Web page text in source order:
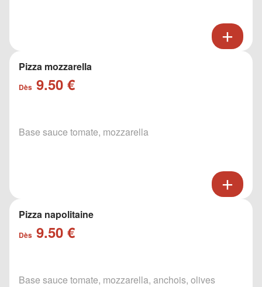
Pizza mozzarella
Dès 9.50 €
Base sauce tomate, mozzarella
Pizza napolitaine
Dès 9.50 €
Base sauce tomate, mozzarella, anchois, olives